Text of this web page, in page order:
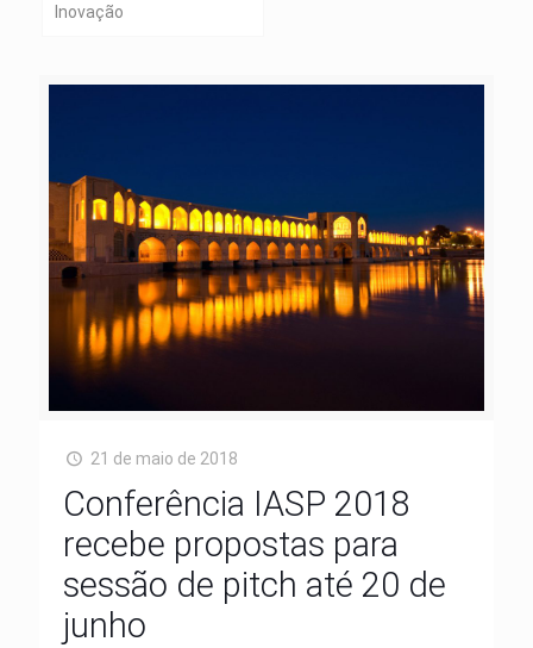
Inovação
21 de maio de 2018
Conferência IASP 2018
recebe propostas para
sessão de pitch até 20 de
junho